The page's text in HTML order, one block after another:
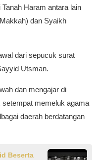
Haram antara lain
dan Syaikh
dari sepucuk surat
Utsman.
dan mengajar di
memeluk agama
daerah berdatangan
Beserta